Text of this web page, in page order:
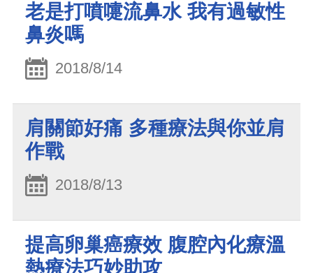
老是打噴嚏流鼻水 我有過敏性
鼻炎嗎
2018/8/14
肩關節好痛 多種療法與你並肩
作戰
2018/8/13
提高卵巢癌療效 腹腔內化療溫
熱療法巧妙助攻